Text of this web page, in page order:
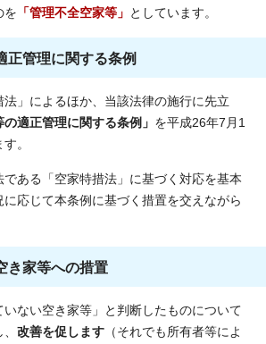
を 「管理不全空家等」 としています。
正管理に関する条例
」によるほか、当該法律の施行に先立
の適正管理に関する条例」 を平成26年7月1
。
ある「空家特措法」に基づく対応を基本
に応じて本条例に基づく措置を交えながら
き家等への措置
ない空き家等」と判断したものについて
、 改善を促します （それでも所有者等によ